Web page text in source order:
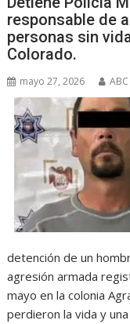
responsable de
personas sin
Colorado.
mayo 27, 2026
detención de un
agresión armada
mayo en la colonia
perdieron la vida y